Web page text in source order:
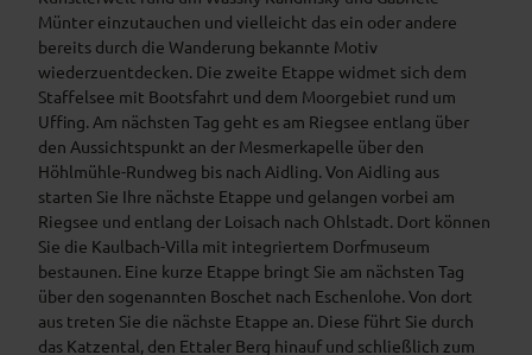
Münter einzutauchen und vielleicht das ein oder andere
bereits durch die Wanderung bekannte Motiv
wiederzuentdecken. Die zweite Etappe widmet sich dem
Staffelsee mit Bootsfahrt und dem Moorgebiet rund um
Uffing. Am nächsten Tag geht es am Riegsee entlang über
den Aussichtspunkt an der Mesmerkapelle über den
Höhlmühle-Rundweg bis nach Aidling. Von Aidling aus
starten Sie Ihre nächste Etappe und gelangen vorbei am
Riegsee und entlang der Loisach nach Ohlstadt. Dort können
Sie die Kaulbach-Villa mit integriertem Dorfmuseum
bestaunen. Eine kurze Etappe bringt Sie am nächsten Tag
über den sogenannten Boschet nach Eschenlohe. Von dort
aus treten Sie die nächste Etappe an. Diese führt Sie durch
das Katzental, den Ettaler Berg hinauf und schließlich zum